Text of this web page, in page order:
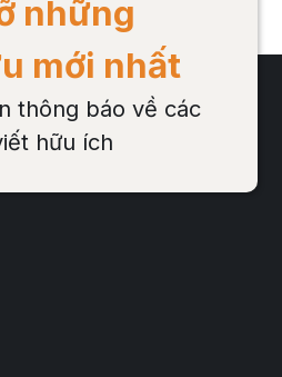
những
mới nhất
thông báo về các
hữu ích